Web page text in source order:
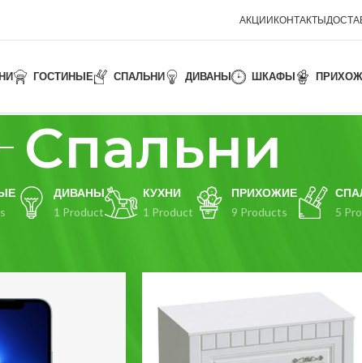
АКЦИИКОНТАКТЫ
ГОСТИНЫЕ СПАЛЬНИ ДИВАНЫ ШКАФЫ
Спальни
ДИВАНЫ
1 Product
КУХНИ
1 Product
ПРИХОЖИЕ
9 Products
5